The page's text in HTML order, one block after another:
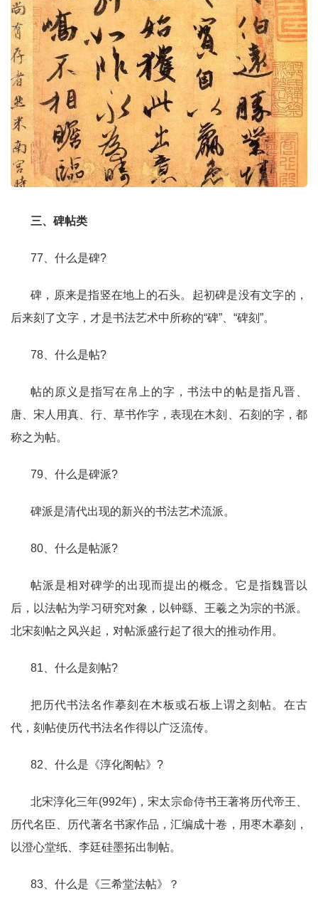
三、碑帖类
77、什么是碑?
碑，原来是指竖在地上的石头。起初碑是没有文字的，
后来刻了文字，才是书法艺术中所称的“碑”、“碑刻”。
78、什么是帖?
帖的原义是指写在帛上的字，书法中的帖是指凡晋、
唐、宋人用真、行、草书作字，表现在木刻、石刻的字，都
称之为帖。
79、什么是碑派?
碑派是清代出现的新兴的书法艺术流派。
80、什么是帖派?
帖派是相对碑学的出现而提出的概念。它是指魏晋以
后，以法帖为学习研究对象，以钟繇、王羲之为宗的书派。
北宋刻帖之风兴起，对帖派盛行起了很大的推动作用。
81、什么是刻帖?
把历代书法名作摹刻在木板或石板上谓之刻帖。在古
代，刻帖使历代书法名作得以广泛流传。
82、什么是《淳化阁帖》?
北宋淳化三年(992年)，宋太宗命侍书王著将历代帝王、
历代名臣、历代著名书家作品，汇编成十卷，用枣木摹刻，
以澄心堂纸、李廷硅墨拓出制帖。
83、什么是《三希堂法帖》？